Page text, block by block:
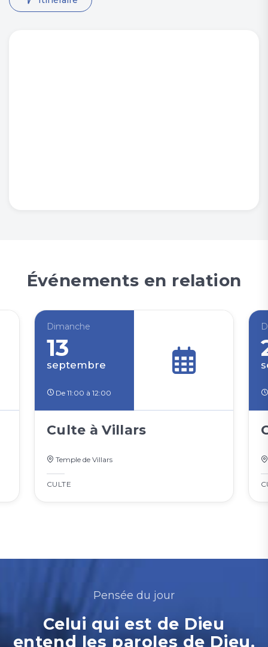
Événements en relation
Dimanche
13
septembre
De 11:00 à 12:00
Culte à Villars
Temple de Villars
CULTE
Pensée du jour
Celui qui est de Dieu
entend les paroles de Dieu.